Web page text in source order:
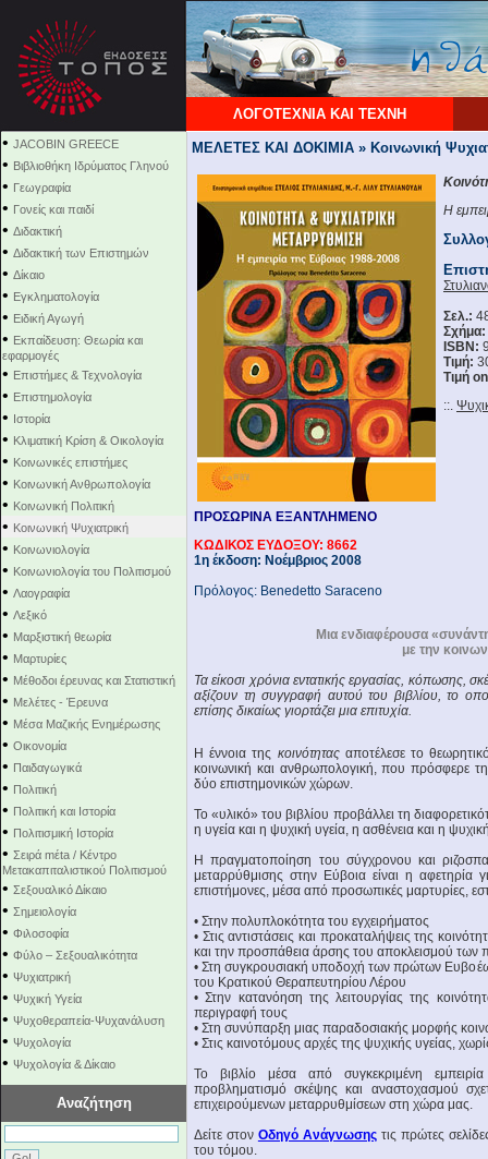
ΛΟΓΟΤΕΧΝΙΑ ΚΑΙ ΤΕΧΝΗ
• JACOBIN GREECE
• Βιβλιοθήκη Ιδρύματος Γληνού
• Γεωγραφία
• Γονείς και παιδί
• Διδακτική
• Διδακτική των Επιστημών
• Δίκαιο
• Εγκληματολογία
• Ειδική Αγωγή
• Εκπαίδευση: Θεωρία και
εφαρμογές
• Επιστήμες & Τεχνολογία
• Επιστημολογία
• Ιστορία
• Κλιματική Κρίση & Οικολογία
• Κοινωνικές επιστήμες
• Κοινωνική Ανθρωπολογία
• Κοινωνική Πολιτική
• Κοινωνική Ψυχιατρική
• Κοινωνιολογία
• Κοινωνιολογία του Πολιτισμού
• Λαογραφία
• Λεξικό
• Μαρξιστική θεωρία
• Μαρτυρίες
• Μέθοδοι έρευνας και Στατιστική
• Μελέτες - Έρευνα
• Μέσα Μαζικής Ενημέρωσης
• Οικονομία
• Παιδαγωγικά
• Πολιτική
• Πολιτική και Ιστορία
• Πολιτισμική Ιστορία
• Σειρά mέta / Κέντρο
Μετακαπιταλιστικού Πολιτισμού
• Σεξουαλικό Δίκαιο
• Σημειολογία
• Φιλοσοφία
• Φύλο – Σεξουαλικότητα
• Ψυχιατρική
• Ψυχική Υγεία
• Ψυχοθεραπεία-Ψυχανάλυση
• Ψυχολογία
• Ψυχολογία & Δίκαιο
Αναζήτηση
ΜΕΛΕΤΕΣ ΚΑΙ ΔΟΚΙΜΙΑ » Κοινωνική
Η
Σελ.:
Σχήμα:
ISBN:
Τιμή:
Τιμή
::.
ΠΡΟΣΩΡΙΝΑ ΕΞΑΝΤΛΗΜΕΝΟ
ΚΩΔΙΚΟΣ ΕΥΔΟΞΟΥ: 8662
1η έκδοση: Νοέμβριος 2008
Πρόλογος: Benedetto Saraceno
Μια ενδιαφέρουσα
με την
Ταείκοσι χρόνια εντατικής εργασίας, κόπωσης,
αξίζουν τη συγγραφή αυτού του βιβλίου, το
επίσης δικαίως γιορτάζει μια επιτυχία.
Η έννοια της κοινότηταςαποτέλεσε το
κοινωνική και ανθρωπολογική, που πρόσφερε
δύο επιστημονικών χώρων.
Το «υλικό» του βιβλίου προβάλλει τη
η υγεία και η ψυχική υγεία, η ασθένεια και η
Η πραγματοποίηση του σύγχρονου και
μεταρρύθμισης στην Εύβοια είναι η αφετηρία
επιστήμονες, μέσα από προσωπικές μαρτυρίες,
• Στην πολυπλοκότητα του εγχειρήματος
• Στις αντιστάσεις και προκαταλήψεις της
και την προσπάθεια άρσης του αποκλεισμού των
• Στη συγκρουσιακή υποδοχή των πρώτων
του Κρατικού Θεραπευτηρίου Λέρου
• Στην κατανόηση της λειτουργίας της
περιγραφή τους
• Στη συνύπαρξη μιας παραδοσιακής μορφής
• Στις καινοτόμους αρχές της ψυχικής υγείας,
Το βιβλίο μέσα από συγκεκριμένη εμπειρία
προβληματισμό σκέψης και αναστοχασμού
επιχειρούμενων μεταρρυθμίσεων στη χώρα μας.
Δείτε στον Οδηγό Ανάγνωσηςτις πρώτες
του τόμου.